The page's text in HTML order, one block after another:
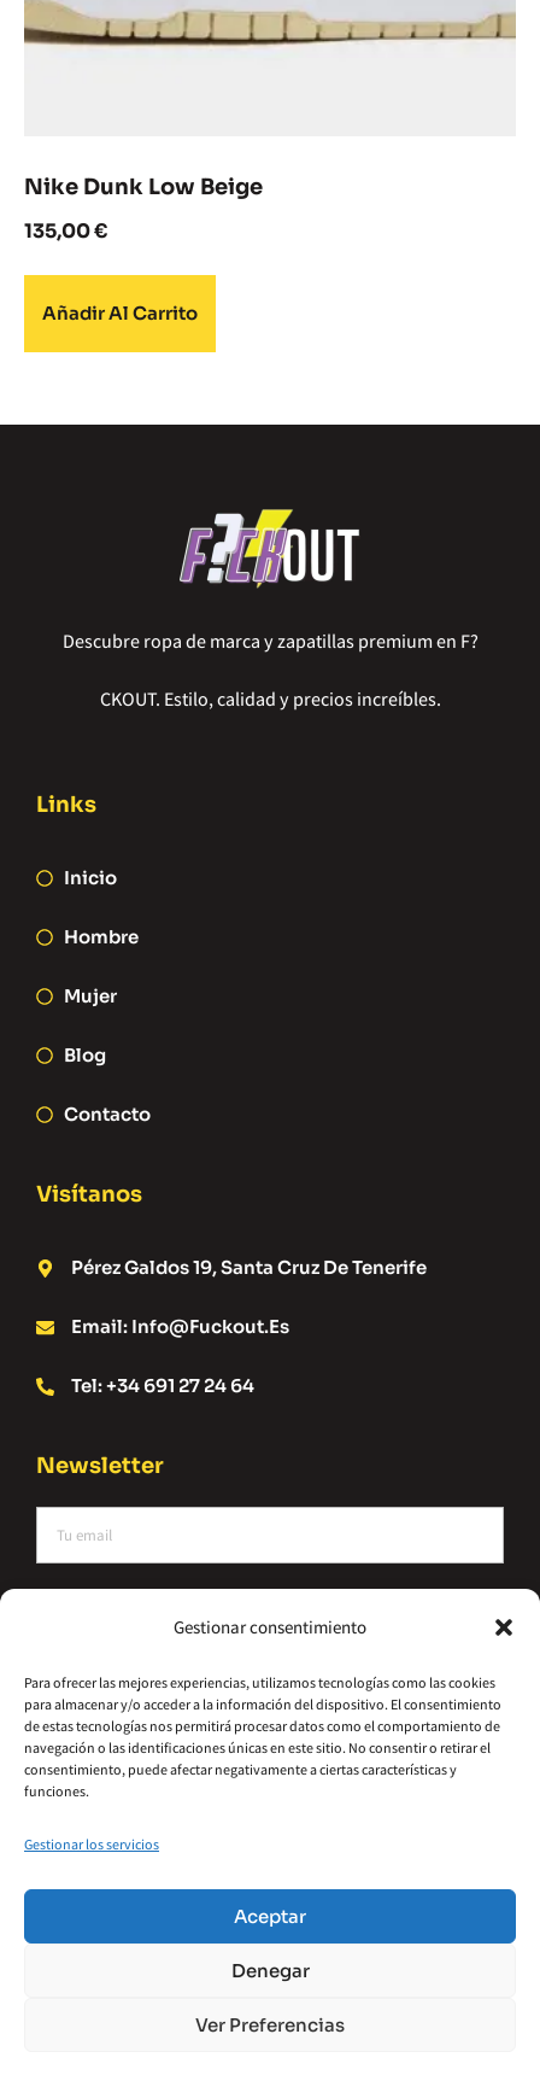
Gestionar consentimiento
Para ofrecer las mejores experiencias, utilizamos tecnologías como las cookies
para almacenar y/o acceder a la información del dispositivo. El consentimiento
de estas tecnologías nos permitirá procesar datos como el comportamiento de
navegación o las identificaciones únicas en este sitio. No consentir o retirar el
consentimiento, puede afectar negativamente a ciertas características y
funciones.
Gestionar los servicios
Aceptar
Denegar
Ver Preferencias
Nike Dunk Low Beige
135,00€
Añadir Al Carrito
Descubre ropa de marca y zapatillas premium en F?
CKOUT. Estilo, calidad y precios increíbles.
Links
Inicio
Hombre
Mujer
Blog
Contacto
Visítanos
Pérez Galdos 19, Santa Cruz De Tenerife
Email: Info@fuckout.es
Tel: +34 691 27 24 64
Newsletter
Alternative:
©2026 – Hydrometal Canarias SL
Política De CookiesAccesibilidad
Términos Y Condiciones